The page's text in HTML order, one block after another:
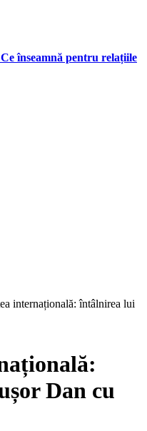
înseamnă pentru relațiile
internațională: întâlnirea lui
Dan cu